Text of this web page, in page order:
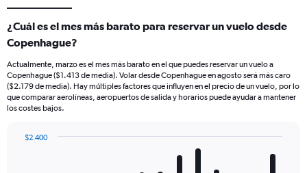
¿Cuál es el mes más barato para reservar un vuelo desde
Copenhague?
Actualmente, marzo es el mes más barato en el que puedes reservar un vuelo a
Copenhague ($1.413 de media). Volar desde Copenhague en agosto será más caro
($2.179 de media). Hay múltiples factores que influyen en el precio de un vuelo, por lo
que comparar aerolíneas, aeropuertos de salida y horarios puede ayudar a mantener
los costes bajos.
$2.400